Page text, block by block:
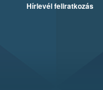
Hírlevél feliratkozás